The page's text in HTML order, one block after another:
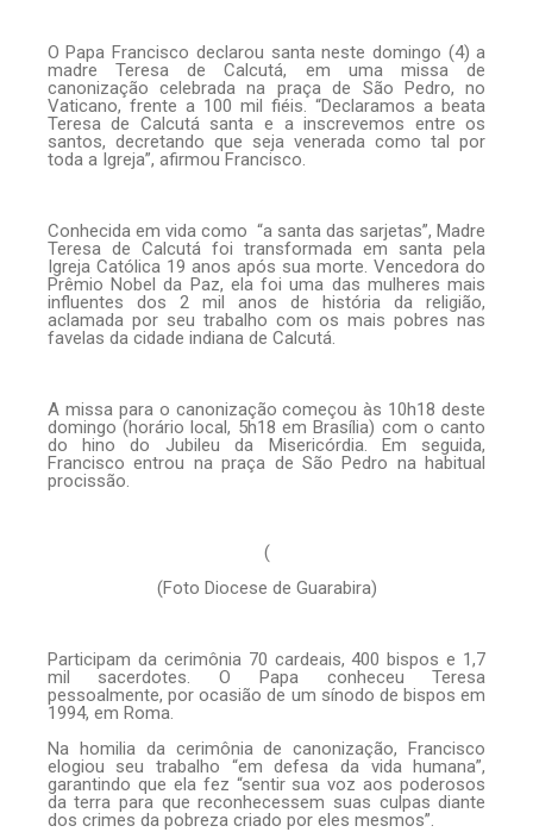
O Papa Francisco declarou santa neste domingo (4) a
madre Teresa de Calcutá, em uma missa de
canonização celebrada na praça de São Pedro, no
Vaticano, frente a 100 mil fiéis. “Declaramos a beata
Teresa de Calcutá santa e a inscrevemos entre os
santos, decretando que seja venerada como tal por
toda a Igreja”, afirmou Francisco.
Conhecida em vida como “a santa das sarjetas”, Madre
Teresa de Calcutá foi transformada em santa pela
Igreja Católica 19 anos após sua morte. Vencedora do
Prêmio Nobel da Paz, ela foi uma das mulheres mais
influentes dos 2 mil anos de história da religião,
aclamada por seu trabalho com os mais pobres nas
favelas da cidade indiana de Calcutá.
A missa para o canonização começou às 10h18 deste
domingo (horário local, 5h18 em Brasília) com o canto
do hino do Jubileu da Misericórdia. Em seguida,
Francisco entrou na praça de São Pedro na habitual
procissão.
(
(Foto Diocese de Guarabira)
Participam da cerimônia 70 cardeais, 400 bispos e 1,7
mil sacerdotes. O Papa conheceu Teresa
pessoalmente, por ocasião de um sínodo de bispos em
1994, em Roma.
Na homilia da cerimônia de canonização, Francisco
elogiou seu trabalho “em defesa da vida humana”,
garantindo que ela fez “sentir sua voz aos poderosos
da terra para que reconhecessem suas culpas diante
dos crimes da pobreza criado por eles mesmos”.